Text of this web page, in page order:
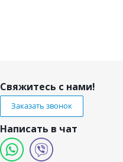
Свяжитесь с нами!
Заказать звонок
Написать в чат